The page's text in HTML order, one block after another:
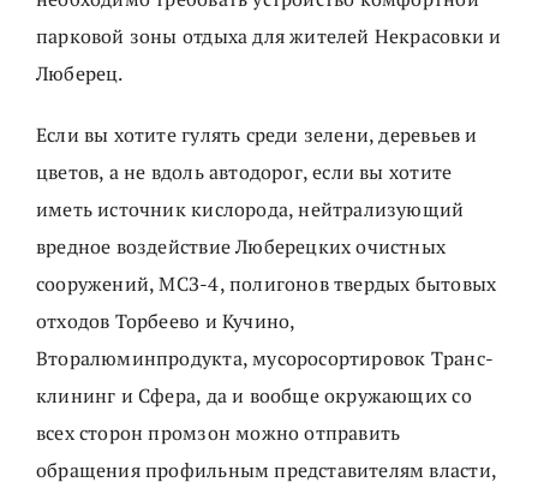
парковой зоны отдыха для жителей Некрасовки и
Люберец.
Если вы хотите гулять среди зелени, деревьев и
цветов, а не вдоль автодорог, если вы хотите
иметь источник кислорода, нейтрализующий
вредное воздействие Люберецких очистных
сооружений, МСЗ-4, полигонов твердых бытовых
отходов Торбеево и Кучино,
Вторалюминпродукта, мусоросортировок Транс-
клининг и Сфера, да и вообще окружающих со
всех сторон промзон можно отправить
обращения профильным представителям власти,